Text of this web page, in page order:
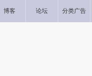
博客 论坛 分类广告